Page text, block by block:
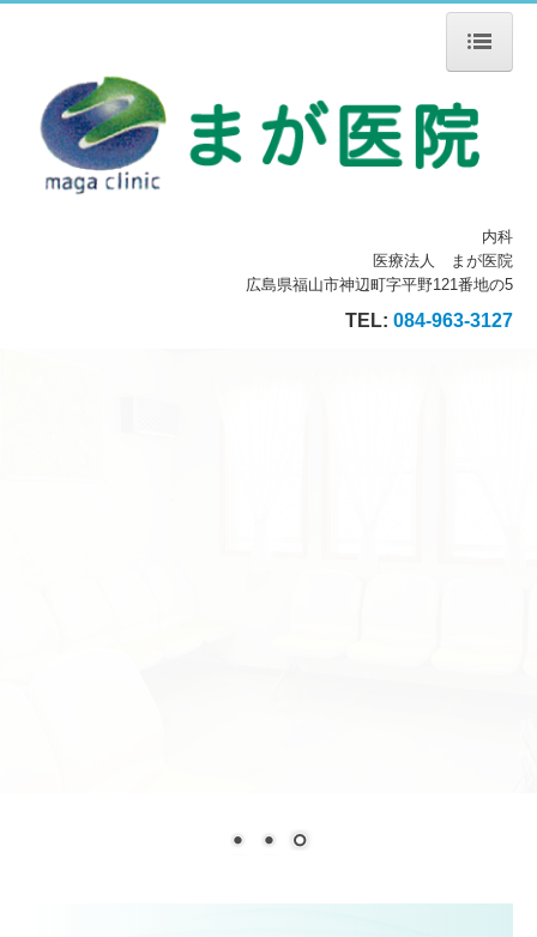
ホーム
院長紹介
内科
医療法人 まが医院
広島県福山市神辺町字平野121番地の5
TEL: 084-963-3127